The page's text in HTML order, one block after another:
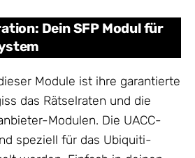
Dein SFP Modul für
Module ist ihre garantierte
das Rätselraten und die
Modulen. Die UACC-
speziell für das Ubiquiti-